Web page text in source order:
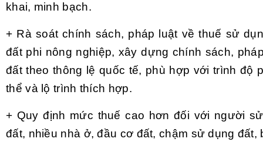
khai, minh bạch.
+ Rà soát chính sách, pháp luật về thuế sử
đất phi nông nghiệp, xây dựng chính sách,
đất theo thông lệ quốc tế, phù hợp với trình độ
thể và lộ trình thích hợp.
+ Quy định mức thuế cao hơn đối với người
đất, nhiều nhà ở, đầu cơ đất, chậm sử dụng đất,